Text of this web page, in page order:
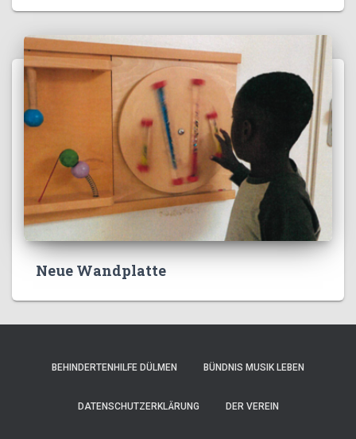
Neue Wandplatte
BEHINDERTENHILFE DÜLMEN BÜNDNIS MUSIK LEBEN
DATENSCHUTZERKLÄRUNG DER VEREIN